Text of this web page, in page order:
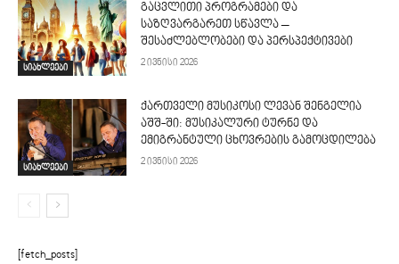
სიახლეები
გაცვლითი პროგრამები და
საზღვარგარეთ სწავლა –
შესაძლებლობები და პერსპექტივები
2 ივნისი 2026
სიახლეები
ქართველი მუსიკოსი ლევან შენგელია
აშშ-ში: მუსიკალური ტურნე და
ემიგრანტული ცხოვრების გამოცდილება
2 ივნისი 2026
[fetch_posts]